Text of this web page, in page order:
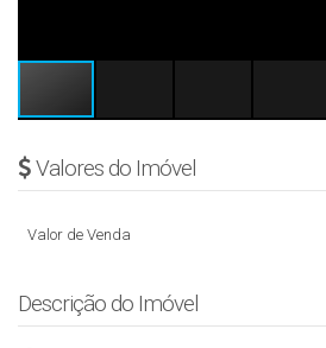
Valores do Imóvel
Valor de Venda
Descrição do Imóvel